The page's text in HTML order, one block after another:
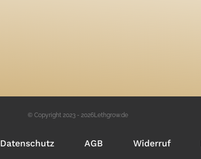
© Copyright 2023 - 2026Lethgrow.de
Datenschutz AGB Widerruf